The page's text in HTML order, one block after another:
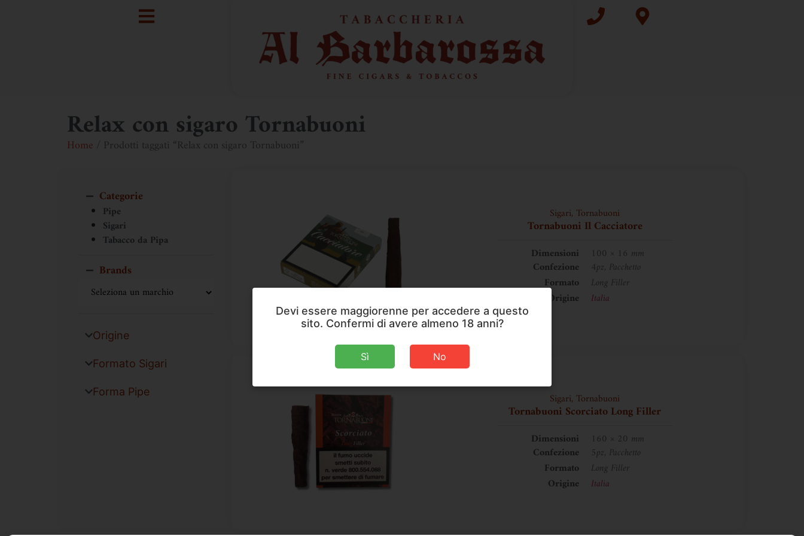
Relax con sigaro Tornabuoni
Home / Prodotti taggati “Relax con sigaro Tornabuoni”
Categorie
Pipe
Sigari
Tabacco da Pipa
Brands
Origine
Formato Sigari
Forma Pipe
Sigari, Tornabuoni
Tornabuoni Il Cacciatore
Dimensioni
100 × 16 mm
Confezione
4pz, Pacchetto
Formato
Long Filler
Origine
Italia
Sigari, Tornabuoni
Tornabuoni Scorciato Long Filler
Dimensioni
160 × 20 mm
Confezione
5pz, Pacchetto
Formato
Long Filler
Origine
Italia
Devi essere maggiorenne per accedere a questo
sito. Confermi di avere almeno 18 anni?
Sì No